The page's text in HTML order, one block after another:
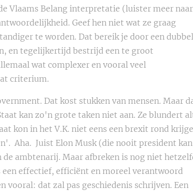
Vlaams Belang interpretatie (luister meer naar
Geef hen niet wat ze graag
te worden. Dat bereik je door een
en tegelijkertijd bestrijd een te groot
wat complexer en vooral veel
criterium.
Dat kost stukken van mensen. Maar
kan zo'n grote taken niet aan. Ze blundert
kon in het V.K. niet eens een brexit rond
Aha. Juist Elon Musk (die nooit president kan
ambtenarij. Maar afbreken is nog niet
een effectief, efficiënt en moreel verantwoord
vooral: dat zal pas geschiedenis schrijven. Een